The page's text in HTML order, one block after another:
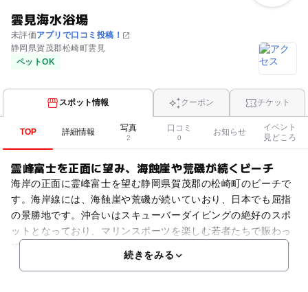
雲見海水浴場
未評価アプリで口コミ投稿！
静岡県賀茂郡松崎町雲見
ペットOK
スポット情報 クーポン チケット
TOP 詳細情報 写真
2
口コミ
0
お知らせ
イベント
見どころ
霊峰富士を正面に望み、海蝕崖や荒磯が続くビーチ
海岸の正面に霊峰富士を望む静岡県賀茂郡の松崎町のビーチで
す。海岸線には、海蝕崖や荒磯が続いていおり、日本でも屈指
の景勝地です。沖合いはスキューバーダイビングの絶好のスポ
ットとなっており、マリンスポーツを楽しむ若者たちで賑わっ
ています。海岸の周辺には、海の鳥居として知られる「千貫門
続きをみる